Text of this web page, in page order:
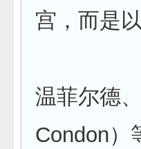
宫，而是
温菲尔德
Condon）